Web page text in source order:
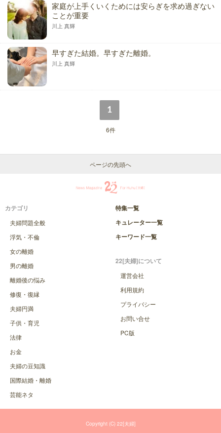
家庭が上手くいくためには安らぎを求め過ぎない
ことが重要
川上 真輝
早すぎた結婚。早すぎた離婚。
川上 真輝
1
6件
ページの先頭へ
カテゴリ
夫婦問題全般
浮気・不倫
女の離婚
男の離婚
離婚後の悩み
修復・復縁
夫婦円満
子供・育児
法律
お金
夫婦の豆知識
国際結婚・離婚
芸能ネタ
特集一覧
キュレーター一覧
キーワード一覧
22[夫婦]について
運営会社
利用規約
プライバシー
お問い合せ
PC版
Copyright (C) 22[夫婦]